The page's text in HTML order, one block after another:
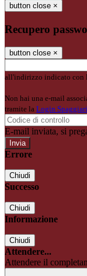
button close ×
Recupero
button close ×
all'indirizzo indicato con
Non hai una e-mail
tramite la Login Spaggiari
E-mail inviata, si
Errore
Chiudi
Successo
Chiudi
Informazione
Chiudi
Attendere...
Attendere il